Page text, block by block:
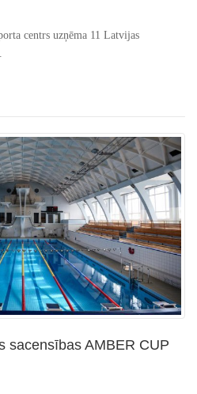
centrs uzņēma 11 Latvijas
sacensības AMBER CUP